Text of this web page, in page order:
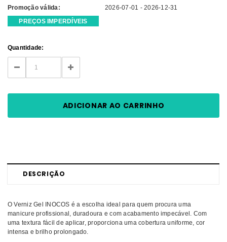
Promoção válida:
2026-07-01 - 2026-12-31
PREÇOS IMPERDÍVEIS
Current
Stock:
Quantidade:
DECREASE
QUANTITY:
INCREASE
QUANTITY:
DESCRIÇÃO
O Verniz Gel INOCOS é a escolha ideal para quem procura uma
manicure profissional, duradoura e com acabamento impecável. Com
uma textura fácil de aplicar, proporciona uma cobertura uniforme, cor
intensa e brilho prolongado.